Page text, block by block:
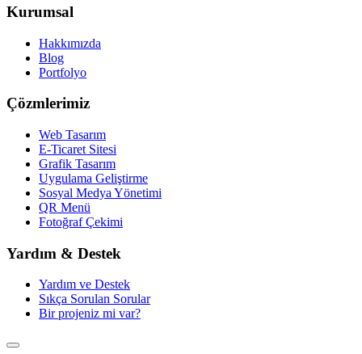
Kurumsal
Hakkımızda
Blog
Portfolyo
Çözmlerimiz
Web Tasarım
E-Ticaret Sitesi
Grafik Tasarım
Uygulama Geliştirme
Sosyal Medya Yönetimi
QR Menü
Fotoğraf Çekimi
Yardım & Destek
Yardım ve Destek
Sıkça Sorulan Sorular
Bir projeniz mi var?